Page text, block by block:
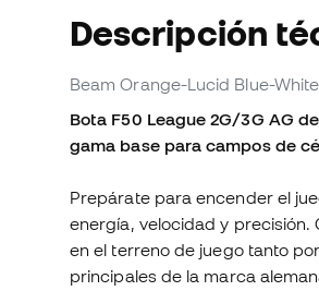
Descripción
Beam Orange-Lucid Blue-White
Bota F50 League 2G/3G AG
gama base para campos de
Prepárate para encender el
energía, velocidad y
en el terreno de juego tanto
principales de la marca